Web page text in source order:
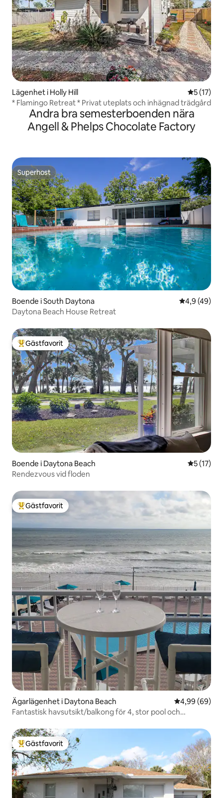
Lägenhet i Holly Hill 5 av 5 i
5 (17)
* Flamingo Retreat * Privat uteplats och inhägnad trädgård
Andra bra semesterboenden nära
Angell & Phelps Chocolate Factory
Superhost
Superhost
Boende i South Daytona 4,9 av 5 i
4,9 (49)
Daytona Beach House Retreat
Populär gästfavorit
Gästfavorit
Boende i Daytona Beach 5 av 5 i
5 (17)
Rendezvous vid floden
Populär gästfavorit
Gästfavorit
Ägarlägenhet i Daytona Beach 4,99 av 5 i
4,99 (69)
Fantastisk havsutsikt/balkong för 4, stor pool och
Populär gästfavorit
Gästfavorit